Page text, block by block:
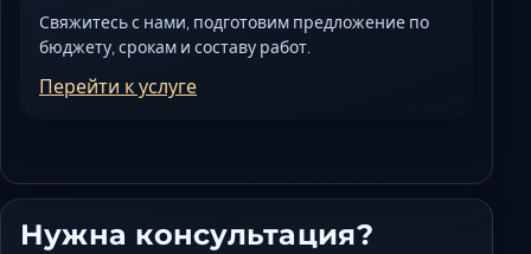
Свяжитесь с нами, подготовим предложение по
бюджету, срокам и составу работ.
Перейти к услуге
Нужна консультация?